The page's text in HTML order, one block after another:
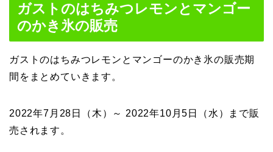
ガストのはちみつレモンとマンゴー
のかき氷の販売
ガストのはちみつレモンとマンゴーのかき氷の販売期
間をまとめていきます。
2022年7月28日（木）～ 2022年10月5日（水）まで販
売されます。